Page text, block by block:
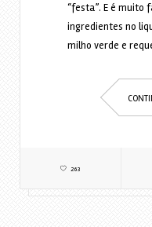
“festa”. E é muito
ingredientes no
milho verde e
263